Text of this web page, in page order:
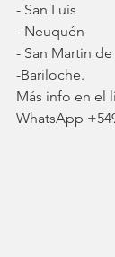
- San Luis
- Neuquén
- San Martin
-Bariloche.
Más info en el
WhatsApp